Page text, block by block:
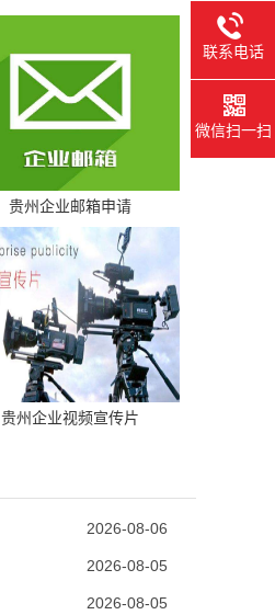
贵州企业邮箱申请
贵州企业视频宣传片
2026-08-06
2026-08-05
2026-08-05
联系电话
微信扫一扫